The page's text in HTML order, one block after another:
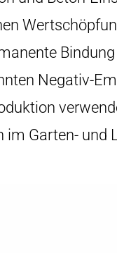
Negativ-
Garten- und